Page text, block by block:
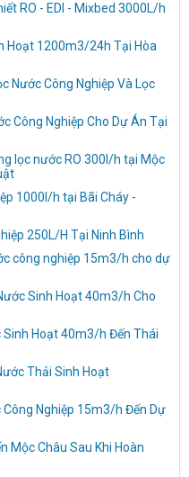
RO - EDI - Mixbed 3000L/h
Hoạt 1200m3/24h Tại Hòa
Nước Công Nghiệp Và Lọc
Công Nghiệp Cho Dự Án Tại
lọc nước RO 300l/h tại Mộc
1000l/h tại Bãi Cháy -
250L/H Tại Ninh Bình
công nghiệp 15m3/h cho dự
Sinh Hoạt 40m3/h Cho
Sinh Hoạt 40m3/h Đến Thái
Thải Sinh Hoạt
Công Nghiệp 15m3/h Đến Dự
Mộc Châu Sau Khi Hoàn